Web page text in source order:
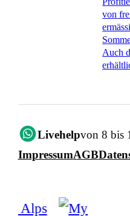
von
Auch
Livehelpvon 8 bis
ImpressumAGB